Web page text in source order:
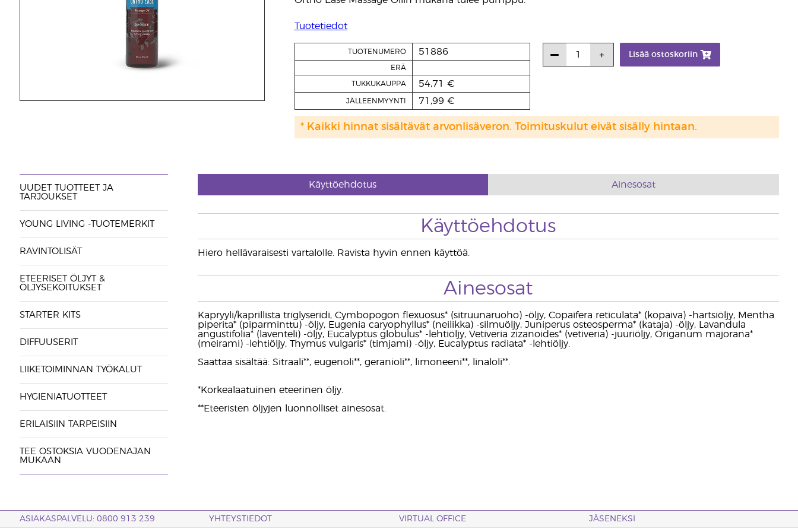
Tuotetiedot
TUOTENUMERO 51886
ERÄ
TUKKUKAUPPA 54,71 €
JÄLLEENMYYNTI 71,99 €
Lisää ostoskoriin
* Kaikki hinnat sisältävät arvonlisäveron. Toimituskulut eivät sisälly hintaan.
UUDET TUOTTEET JA
TARJOUKSET
YOUNG LIVING -TUOTEMERKIT
RAVINTOLISÄT
ETEERISET ÖLJYT &
ÖLJYSEKOITUKSET
STARTER KITS
DIFFUUSERIT
LIIKETOIMINNAN TYÖKALUT
HYGIENIATUOTTEET
ERILAISIIN TARPEISIIN
TEE OSTOKSIA VUODENAJAN
MUKAAN
Käyttöehdotus Ainesosat
Käyttöehdotus
Hiero hellävaraisesti vartalolle. Ravista hyvin ennen käyttöä.
Ainesosat
Kapryyli/kaprillista triglyseridi, Cymbopogon flexuosus* (sitruunaruoho) -öljy, Copaifera reticulata* (kopaiva) -hartsiöljy, Mentha
piperita* (piparminttu) -öljy, Eugenia caryophyllus* (neilikka) -silmuöljy, Juniperus osteosperma* (kataja) -öljy, Lavandula
angustifolia* (laventeli) -öljy, Eucalyptus globulus* -lehtiöljy, Vetiveria zizanoides* (vetiveria) -juuriöljy, Origanum majorana*
(meirami) -lehtiöljy, Thymus vulgaris* (timjami) -öljy, Eucalyptus radiata* -lehtiöljy.
Saattaa sisältää: Sitraali**, eugenoli**, geranioli**, limoneeni**, linaloli**.
*Korkealaatuinen eteerinen öljy.
**Eteeristen öljyjen luonnolliset ainesosat.
ASIAKASPALVELU: 0800 913 239 YHTEYSTIEDOT VIRTUAL OFFICE JÄSENEKSI